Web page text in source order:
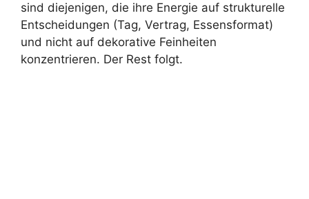
sind diejenigen, die ihre Energie auf strukturelle
Entscheidungen (Tag, Vertrag, Essensformat)
und nicht auf dekorative Feinheiten
konzentrieren. Der Rest folgt.